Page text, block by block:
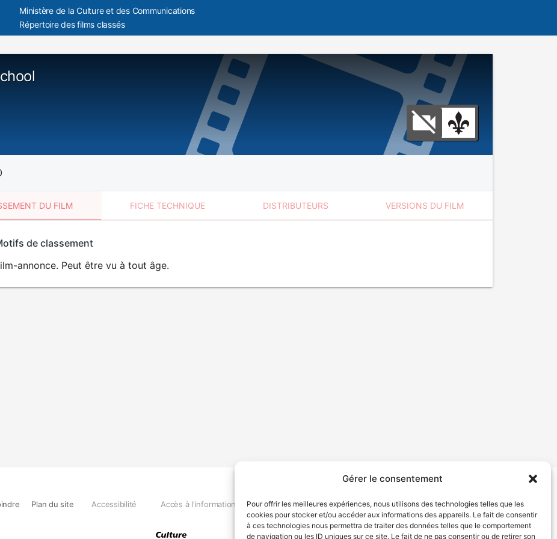
Gérer le consentement
Pour offrir les meilleures expériences, nous utilisons des technologies telles que les
cookies pour stocker et/ou accéder aux informations des appareils. Le fait de consentir
à ces technologies nous permettra de traiter des données telles que le comportement
de navigation ou les ID uniques sur ce site. Le fait de ne pas consentir ou de retirer son
Ministère de la Culture et des Communications
Répertoire des films classés
DU FILM FICHE TECHNIQUE DISTRIBUTEURS VERSIONS DU FILM
de classement
annonce. Peut être vu à tout âge.
Plan du site Accessibilité Accès à l'information Déclaration de services Politique de confidentialité